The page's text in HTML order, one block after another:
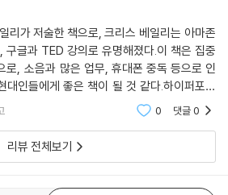
하이퍼포커스는 정신의학적 용어에서 비롯
스를 주의를 방해하는 것으로부터 벗어나 완
인 상태로 돌입하게 되는 통로로 새로이 정의
‘나는 할 수 있어’라는 식의 뻔한 다짐이나 자
전략에 가깝다. 저자는 면밀한 검토와 구체
침과 생각거리를 독자들에게 제공한다. 또한
취하는가
리가 저술한 책으로, 크리스 베일리는 아마존
구글과 TED 강의로 유명해졌다.이 책은 집중
로, 소음과 많은 업무, 휴대폰 중독 등으로 인
대인들에게 좋은 책이 될 것 같다.하이퍼포커
으로 '몰입' 과 일맥상통하는 단어라 하겠다.
0 댓글0
리뷰 전체보기